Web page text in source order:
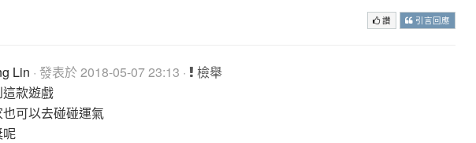
讚 引言回應
Lin · 發表於 2018-05-07 23:13 ·
檢舉
款遊戲
可以去碰碰運氣
呢